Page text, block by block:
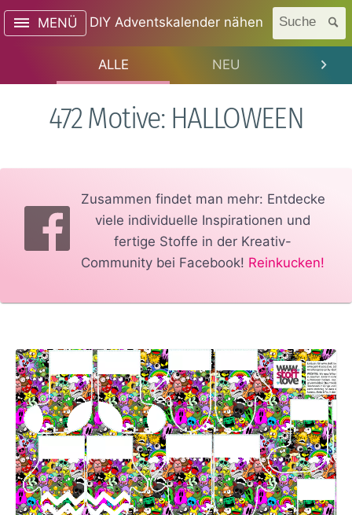
MENÜ DIY Adventskalender nähen Suche
ALLE NEU
472 Motive: HALLOWEEN
Zusammen findet man mehr: Entdecke
viele individuelle Inspirationen und
fertige Stoffe in der Kreativ-
Community bei Facebook! Reinkucken!